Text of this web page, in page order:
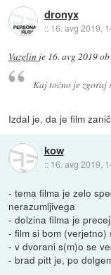
dronyx
:: 16. avg 2019,
Vazelin je 16. avg 2019
Kaj točno je zgoraj
Izdal je, da je film
kow
:: 16. avg 2019,
- tema filma je zelo
nerazumljivega
- dolzina filma je
- film si bom
- v dvorani s(m)o se
- brad pitt je, po